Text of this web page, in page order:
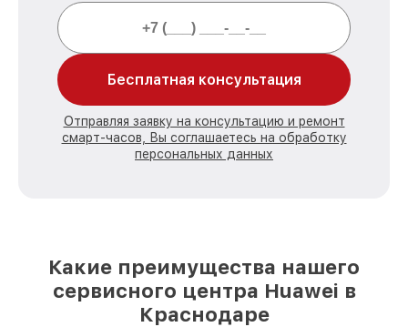
Бесплатная консультация
Отправляя заявку на консультацию и ремонт
смарт-часов, Вы соглашаетесь на обработку
персональных данных
Какие преимущества нашего
сервисного центра Huawei в
Краснодаре